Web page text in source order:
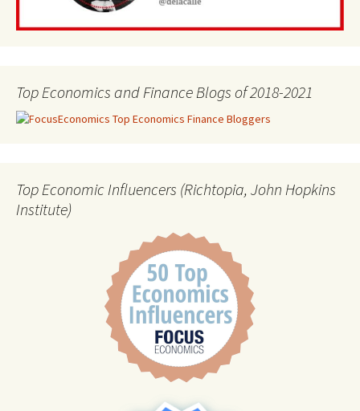
Top Economics and Finance Blogs of 2018-2021
Top Economic Influencers (Richtopia, John Hopkins
Institute)